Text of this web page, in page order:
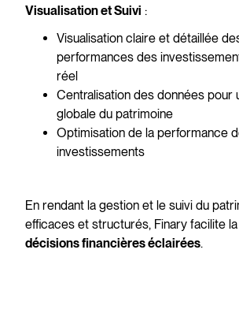
Visualisation et Suivi :
Visualisation claire et détaillée
performances des
réel
Centralisation des données pour
globale du patrimoine
Optimisation de la performance
investissements
En rendant la gestion et le suivi du
efficaces et structurés, Finary facilite
décisions financières éclairées.